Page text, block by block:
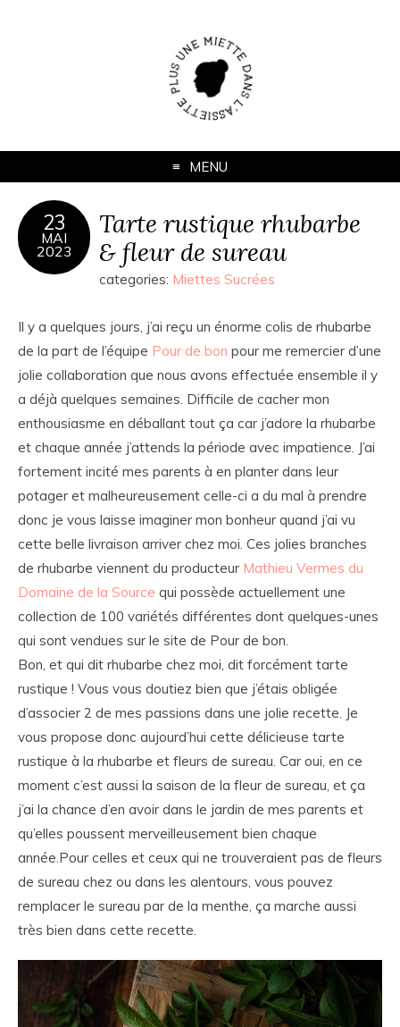
MENU
23
MAI
2023
Tarte rustique rhubarbe
& fleur de sureau
categories: Miettes Sucrées
Il y a quelques jours, j’ai reçu un énorme colis de rhubarbe
de la part de l’équipe Pour de bon pour me remercier d’une
jolie collaboration que nous avons effectuée ensemble il y
a déjà quelques semaines. Difficile de cacher mon
enthousiasme en déballant tout ça car j’adore la rhubarbe
et chaque année j’attends la période avec impatience. J’ai
fortement incité mes parents à en planter dans leur
potager et malheureusement celle-ci a du mal à prendre
donc je vous laisse imaginer mon bonheur quand j’ai vu
cette belle livraison arriver chez moi. Ces jolies branches
de rhubarbe viennent du producteur Mathieu Vermes du
Domaine de la Source qui possède actuellement une
collection de 100 variétés différentes dont quelques-unes
qui sont vendues sur le site de Pour de bon.
Bon, et qui dit rhubarbe chez moi, dit forcément tarte
rustique ! Vous vous doutiez bien que j’étais obligée
d’associer 2 de mes passions dans une jolie recette. Je
vous propose donc aujourd’hui cette délicieuse tarte
rustique à la rhubarbe et fleurs de sureau. Car oui, en ce
moment c’est aussi la saison de la fleur de sureau, et ça
j’ai la chance d’en avoir dans le jardin de mes parents et
qu’elles poussent merveilleusement bien chaque
année.Pour celles et ceux qui ne trouveraient pas de fleurs
de sureau chez ou dans les alentours, vous pouvez
remplacer le sureau par de la menthe, ça marche aussi
très bien dans cette recette.